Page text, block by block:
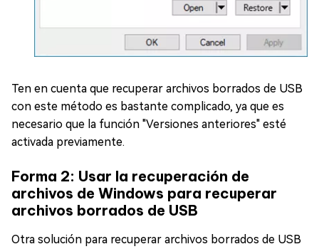
Ten en cuenta que recuperar archivos borrados de USB
con este método es bastante complicado, ya que es
necesario que la función "Versiones anteriores" esté
activada previamente.
Forma 2: Usar la recuperación de
archivos de Windows para recuperar
archivos borrados de USB
Otra solución para recuperar archivos borrados de USB